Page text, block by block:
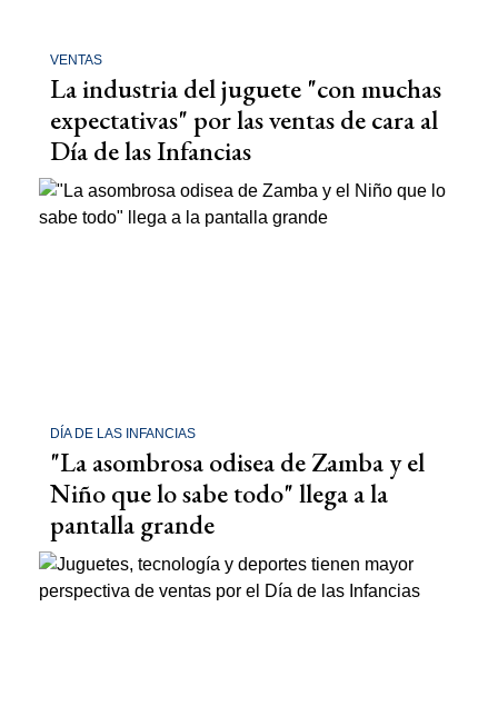
VENTAS
La industria del juguete "con muchas
expectativas" por las ventas de cara al
Día de las Infancias
DÍA DE LAS INFANCIAS
"La asombrosa odisea de Zamba y el
Niño que lo sabe todo" llega a la
pantalla grande